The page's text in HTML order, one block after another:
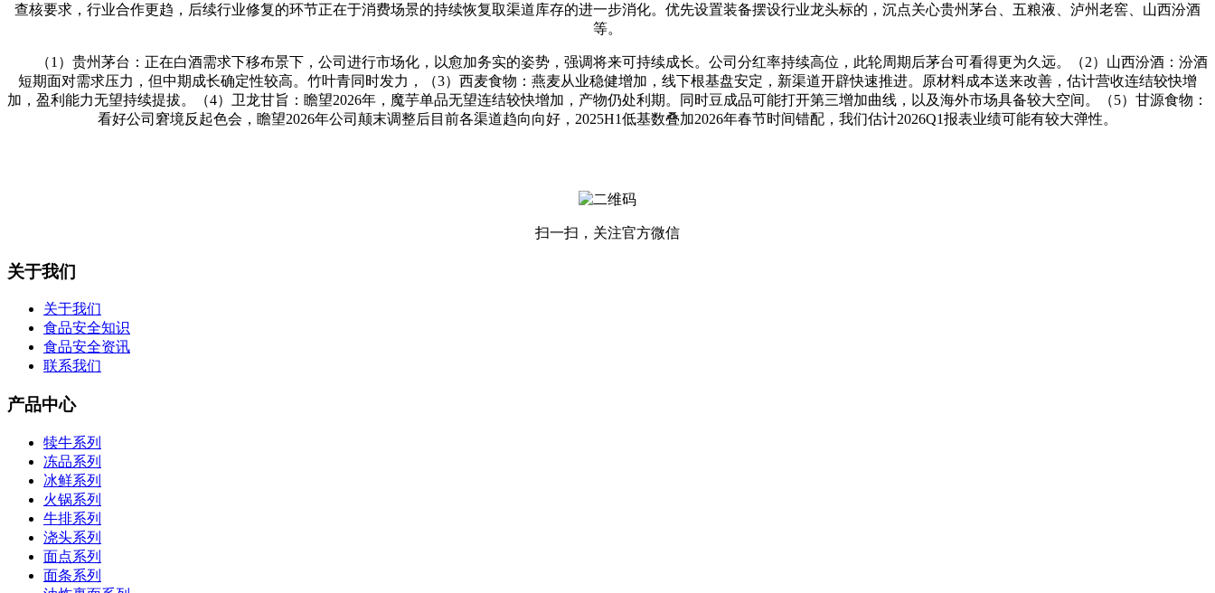
查核要求，行业合作更趋，后续行业修复的环节正在于消费场景的持续恢复取渠道库存的进一步消化。优先设置装备摆设行业龙头标的，沉点关心贵州茅台、五粮液、泸州老窖、山西汾酒
等。
（1）贵州茅台：正在白酒需求下移布景下，公司进行市场化，以愈加务实的姿势，强调将来可持续成长。公司分红率持续高位，此轮周期后茅台可看得更为久远。（2）山西汾酒：汾酒
短期面对需求压力，但中期成长确定性较高。竹叶青同时发力，（3）西麦食物：燕麦从业稳健增加，线下根基盘安定，新渠道开辟快速推进。原材料成本送来改善，估计营收连结较快增
加，盈利能力无望持续提拔。（4）卫龙甘旨：瞻望2026年，魔芋单品无望连结较快增加，产物仍处利期。同时豆成品可能打开第三增加曲线，以及海外市场具备较大空间。（5）甘源食物：
看好公司窘境反起色会，瞻望2026年公司颠末调整后目前各渠道趋向向好，2025H1低基数叠加2026年春节时间错配，我们估计2026Q1报表业绩可能有较大弹性。
扫一扫，关注官方微信
关于我们
关于我们
食品安全知识
食品安全资讯
联系我们
产品中心
犊牛系列
冻品系列
冰鲜系列
火锅系列
牛排系列
浇头系列
面点系列
面条系列